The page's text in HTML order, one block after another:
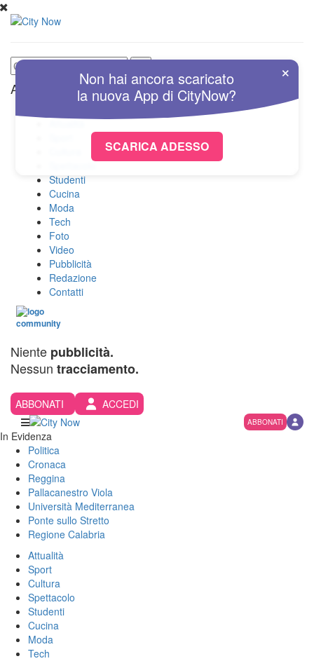
Altre Sezioni
Attualità
Spettacolo
Studenti
Cucina
Moda
Tech
Foto
Video
Pubblicità
Redazione
Contatti
Niente pubblicità.
Nessun tracciamento.
ABBONATI ACCEDI
ABBONATI
In Evidenza
Politica
Cronaca
Reggina
Pallacanestro Viola
Università Mediterranea
Ponte sullo Stretto
Regione Calabria
Attualità
Sport
Cultura
Spettacolo
Studenti
Cucina
Moda
Tech
×
Non hai ancora scaricato
la nuovaApp di CityNow?
SCARICA ADESSO